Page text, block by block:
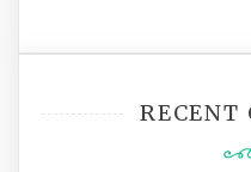
RECENT